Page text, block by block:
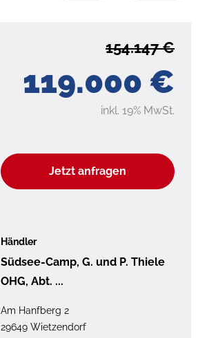
119.000 €
154.147 €
inkl. 19% MwSt.
Jetzt anfragen
Händler
Südsee-Camp, G. und P. Thiele
OHG, Abt. ...
Am Hanfberg 2
29649 Wietzendorf